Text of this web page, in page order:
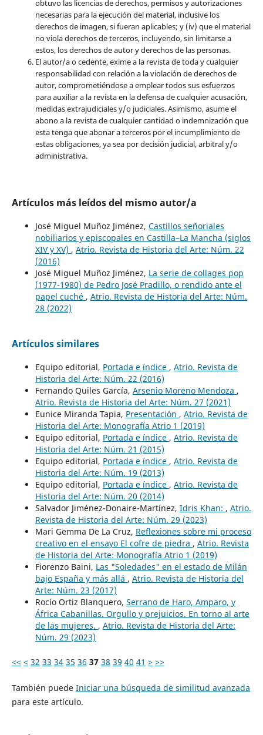
obtuvo las licencias de derechos, permisos y autorizaciones
necesarias para la ejecución del material, inclusive los
derechos de imagen, si fueran aplicables; y (iv) que el material
no viola derechos de terceros, incluyendo, sin limitarse a
estos, los derechos de autor y derechos de las personas.
El autor/a o cedente, exime a la revista de toda y cualquier
responsabilidad con relación a la violación de derechos de
autor, comprometiéndose a emplear todos sus esfuerzos
para auxiliar a la revista en la defensa de cualquier acusación,
medidas extrajudiciales y/o judiciales. Asimismo, asume el
abono a la revista de cualquier cantidad o indemnización que
esta tenga que abonar a terceros por el incumplimiento de
estas obligaciones, ya sea por decisión judicial, arbitral y/o
administrativa.
Artículos más leídos del mismo autor/a
José Miguel Muñoz Jiménez, Castillos señoriales
nobiliarios y episcopales en Castilla–La Mancha (siglos
XIV y XV) , Atrio. Revista de Historia del Arte: Núm. 22
(2016)
José Miguel Muñoz Jiménez, La serie de collages pop
(1977-1980) de Pedro José Pradillo, o rendido ante el
papel cuché , Atrio. Revista de Historia del Arte: Núm.
28 (2022)
Artículos similares
Equipo editorial, Portada e índice , Atrio. Revista de
Historia del Arte: Núm. 22 (2016)
Fernando Quiles García, Arsenio Moreno Mendoza ,
Atrio. Revista de Historia del Arte: Núm. 27 (2021)
Eunice Miranda Tapia, Presentación , Atrio. Revista de
Historia del Arte: Monografía Atrio 1 (2019)
Equipo editorial, Portada e índice , Atrio. Revista de
Historia del Arte: Núm. 21 (2015)
Equipo editorial, Portada e índice , Atrio. Revista de
Historia del Arte: Núm. 19 (2013)
Equipo editorial, Portada e índice , Atrio. Revista de
Historia del Arte: Núm. 20 (2014)
Salvador Jiménez-Donaire-Martínez, Idris Khan: , Atrio.
Revista de Historia del Arte: Núm. 29 (2023)
Mari Gemma De La Cruz, Reflexiones sobre mi proceso
creativo en el ensayo El cofre de piedra , Atrio. Revista
de Historia del Arte: Monografía Atrio 1 (2019)
Fiorenzo Baini, Las "Soledades" en el estado de Milán
bajo España y más allá , Atrio. Revista de Historia del
Arte: Núm. 23 (2017)
Rocío Ortiz Blanquero, Serrano de Haro, Amparo, y
África Cabanillas. Orgullo y prejuicios. En torno al arte
de las mujeres. , Atrio. Revista de Historia del Arte:
Núm. 29 (2023)
<< < 32 33 34 35 36 37 38 39 40 41 > >>
También puede Iniciar una búsqueda de similitud avanzada
para este artículo.